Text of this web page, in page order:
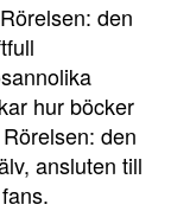
den
hur böcker
den
ansluten till